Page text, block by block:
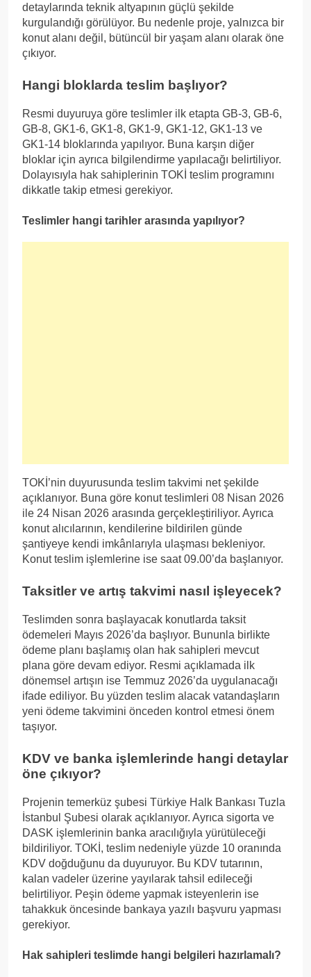
detaylarında teknik altyapının güçlü şekilde
kurgulandığı görülüyor. Bu nedenle proje, yalnızca bir
konut alanı değil, bütüncül bir yaşam alanı olarak öne
çıkıyor.
Hangi bloklarda teslim başlıyor?
Resmi duyuruya göre teslimler ilk etapta GB-3, GB-6,
GB-8, GK1-6, GK1-8, GK1-9, GK1-12, GK1-13 ve
GK1-14 bloklarında yapılıyor. Buna karşın diğer
bloklar için ayrıca bilgilendirme yapılacağı belirtiliyor.
Dolayısıyla hak sahiplerinin TOKİ teslim programını
dikkatle takip etmesi gerekiyor.
Teslimler hangi tarihler arasında yapılıyor?
TOKİ’nin duyurusunda teslim takvimi net şekilde
açıklanıyor. Buna göre konut teslimleri 08 Nisan 2026
ile 24 Nisan 2026 arasında gerçekleştiriliyor. Ayrıca
konut alıcılarının, kendilerine bildirilen günde
şantiyeye kendi imkânlarıyla ulaşması bekleniyor.
Konut teslim işlemlerine ise saat 09.00’da başlanıyor.
Taksitler ve artış takvimi nasıl işleyecek?
Teslimden sonra başlayacak konutlarda taksit
ödemeleri Mayıs 2026’da başlıyor. Bununla birlikte
ödeme planı başlamış olan hak sahipleri mevcut
plana göre devam ediyor. Resmi açıklamada ilk
dönemsel artışın ise Temmuz 2026’da uygulanacağı
ifade ediliyor. Bu yüzden teslim alacak vatandaşların
yeni ödeme takvimini önceden kontrol etmesi önem
taşıyor.
KDV ve banka işlemlerinde hangi detaylar
öne çıkıyor?
Projenin temerküz şubesi Türkiye Halk Bankası Tuzla
İstanbul Şubesi olarak açıklanıyor. Ayrıca sigorta ve
DASK işlemlerinin banka aracılığıyla yürütüleceği
bildiriliyor. TOKİ, teslim nedeniyle yüzde 10 oranında
KDV doğduğunu da duyuruyor. Bu KDV tutarının,
kalan vadeler üzerine yayılarak tahsil edileceği
belirtiliyor. Peşin ödeme yapmak isteyenlerin ise
tahakkuk öncesinde bankaya yazılı başvuru yapması
gerekiyor.
Hak sahipleri teslimde hangi belgileri hazırlamalı?